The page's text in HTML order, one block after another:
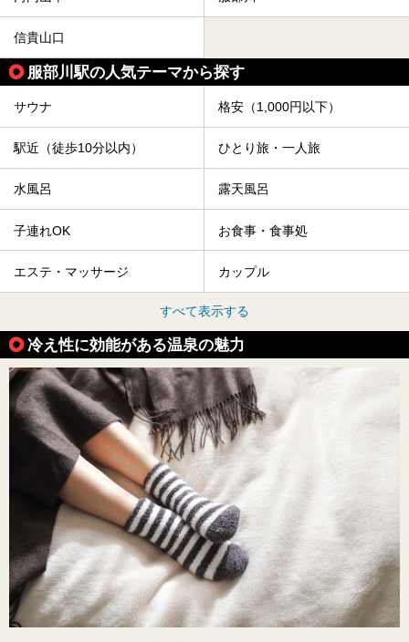
信貴山口
服部川駅の人気テーマから探す
サウナ 格安（1,000円以下）
駅近（徒歩10分以内） ひとり旅・一人旅
水風呂 露天風呂
子連れOK お食事・食事処
エステ・マッサージ カップル
すべて表示する
冷え性に効能がある温泉の魅力